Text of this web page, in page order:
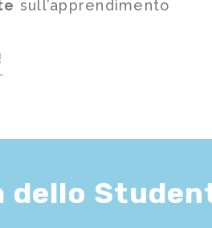
sull’apprendimento
dello